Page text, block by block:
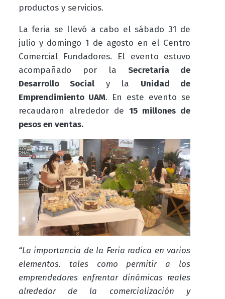
productos y servicios.
La feria se llevó a cabo el sábado 31 de
julio y domingo 1 de agosto en el Centro
Comercial Fundadores. El evento estuvo
acompañado por laSecretaría de
Desarrollo Social y la Unidad de
Emprendimiento UAM. En este evento se
recaudaron alrededor de15 millones de
pesos en ventas.
“La importancia de la Feria radica en varios
elementos. tales como permitir a los
emprendedores enfrentar dinámicas reales
alrededor de la comercialización y